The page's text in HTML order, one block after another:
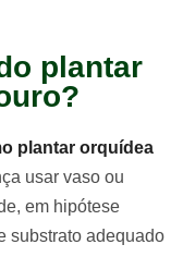
plantar
plantar orquídea
usar vaso ou
em hipótese
substrato adequado